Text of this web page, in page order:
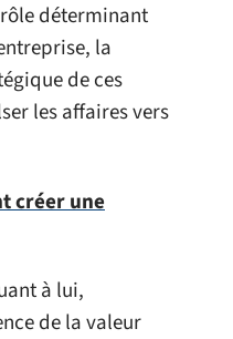
déterminant
la
de ces
les affaires vers
créer une
à lui,
de la valeur